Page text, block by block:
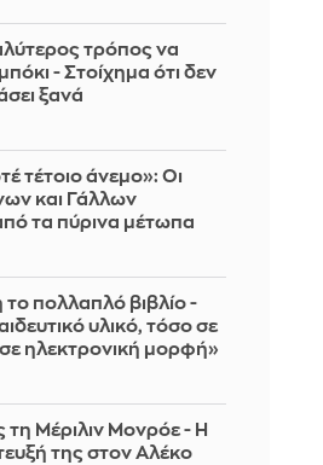
τρόπος να
- Στοίχημα ότι δεν
ξανά
τέτοιο άνεμο»: Οι
και Γάλλων
τα πύρινα μέτωπα
πολλαπλό βιβλίο -
υλικό, τόσο σε
ηλεκτρονική μορφή»
τη Μέριλιν Μονρόε - Η
της στον Αλέκο